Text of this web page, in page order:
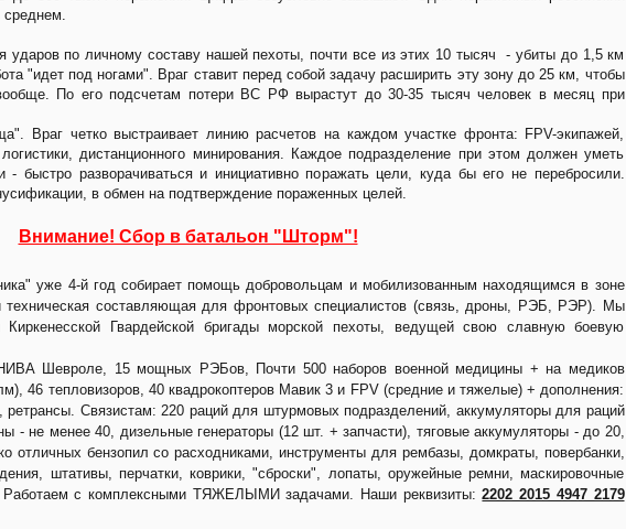
среднем.
ударов по личному составу нашей пехоты, почти все из этих 10 тысяч - убиты до 1,5 км
"идет под ногами". Враг ставит перед собой задачу расширить эту зону до 25 км, чтобы
По его подсчетам потери ВС РФ вырастут до 30-35 тысяч человек в месяц при
Враг четко выстраивает линию расчетов на каждом участке фронта: FPV-экипажей,
дистанционного минирования. Каждое подразделение при этом должен уметь
- быстро разворачиваться и инициативно поражать цели, куда бы его не перебросили.
в обмен на подтверждение пораженных целей.
Внимание! Сбор в батальон "Шторм"!
уже 4-й год собирает помощь добровольцам и мобилизованным находящимся в зоне
составляющая для фронтовых специалистов (связь, дроны, РЭБ, РЭР). Мы
Киркенесской Гвардейской бригады морской пехоты, ведущей свою славную боевую
Шевроле, 15 мощных РЭБов, Почти 500 наборов военной медицины + на медиков
46 тепловизоров, 40 квадрокоптеров Мавик 3 и FPV (средние и тяжелые) + дополнения:
ретрансы. Связистам: 220 раций для штурмовых подразделений, аккумуляторы для раций
- не менее 40, дизельные генераторы (12 шт. + запчасти), тяговые аккумуляторы - до 20,
отличных бензопил со расходниками, инструменты для рембазы, домкраты, повербанки,
штативы, перчатки, коврики, "сброски", лопаты, оружейные ремни, маскировочные
Работаем с комплексными ТЯЖЕЛЫМИ задачами. Наши реквизиты:2202 2015 4947 2179